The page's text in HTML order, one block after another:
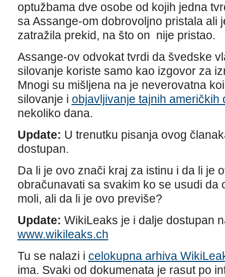
optužbama dve osobe od kojih jedna
sa Assange-om dobrovoljno pristala ali
zatražila prekid, na što on nije pristao.
Assange-ov odvokat tvrdi da švedske
silovanje koriste samo kao izgovor za
Mnogi su mišljena na je neverovatna
silovanje i objavljivanje tajnih američkih
nekoliko dana.
Update: U trenutku pisanja ovog
dostupan.
Da li je ovo znači kraj za istinu i da li je
obračunavati sa svakim ko se usudi da
moli, ali da li je ovo previše?
Update: WikiLeaks je i dalje dostupan
www.wikileaks.ch
Tu se nalazi i celokupna arhiva
ima. Svaki od dokumenata je rasut po